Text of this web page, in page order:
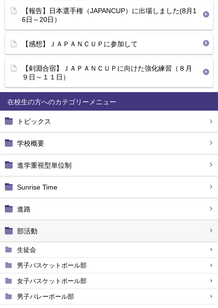
在校生の方へ
トピックス
学校概要
進学重視型単位制
Sunrise Time
進路
部活動
生徒会
男子バスケットボール部
女子バスケットボール部
男子バレーボール部
【報告】日本選手権（JAPANCUP）に出場しました(8月1
6日～20日）
【感想】ＪＡＰＡＮＣＵＰに参加して
【剣淵合宿】ＪＡＰＡＮＣＵＰに向けた強化練習（８月
９日～１１日）